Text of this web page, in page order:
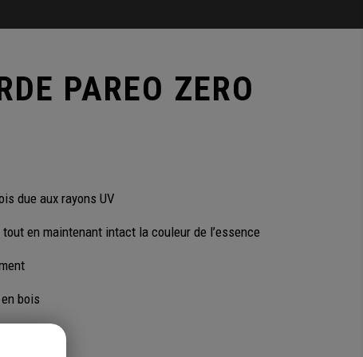
PAREO ZERO
due aux rayons UV
en maintenant intact la couleur de l’essence
bois